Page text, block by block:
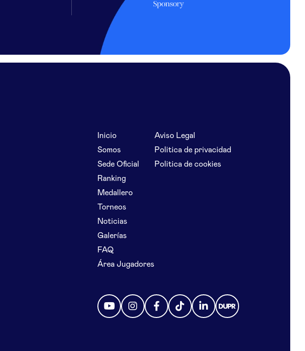
Inicio
Somos
Sede Oficial
Ranking
Medallero
Torneos
Noticias
Galerías
FAQ
Área Jugadores
Aviso Legal
Politica de privacidad
Politica de cookies